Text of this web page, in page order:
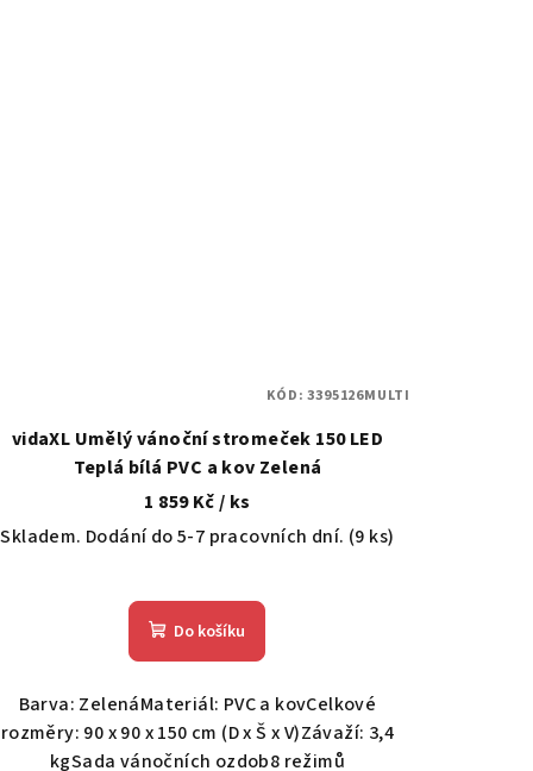
vidaXL Umělý vánoční stromeček 150 LED
Teplá bílá PVC a kov Zelená
1 859 Kč/ ks
Skladem. Dodání do 5-7 pracovních dní. (9 ks)
Do košíku
Barva: ZelenáMateriál: PVC a kovCelkové
rozměry: 90 x 90 x 150 cm (D x Š x V)Závaží: 3,4
kgSada vánočních ozdob8 režimů
KÓD:3395126MULTI